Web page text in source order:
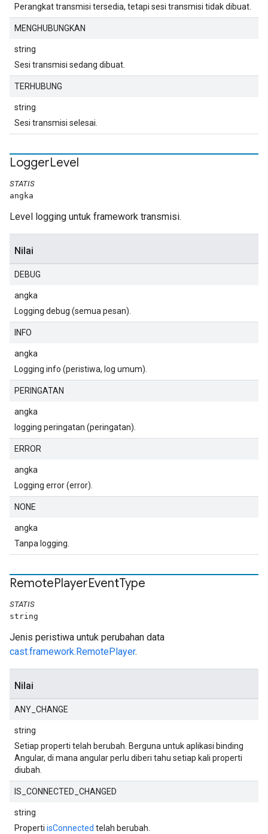
Perangkat transmisi tersedia, tetapi sesi transmisi tidak dibuat.
MENGHUBUNGKAN
string
Sesi transmisi sedang dibuat.
TERHUBUNG
string
Sesi transmisi selesai.
LoggerLevel
STATIS
angka
Level logging untuk framework transmisi.
Nilai
DEBUG
angka
Logging debug (semua pesan).
INFO
angka
Logging info (peristiwa, log umum).
PERINGATAN
angka
logging peringatan (peringatan).
ERROR
angka
Logging error (error).
NONE
angka
Tanpa logging.
RemotePlayerEventType
STATIS
string
Jenis peristiwa untuk perubahan data
cast.framework.RemotePlayer.
Nilai
ANY_CHANGE
string
Setiap properti telah berubah. Berguna untuk aplikasi binding
Angular, di mana angular perlu diberi tahu setiap kali properti
diubah.
IS_CONNECTED_CHANGED
string
Properti isConnected telah berubah.